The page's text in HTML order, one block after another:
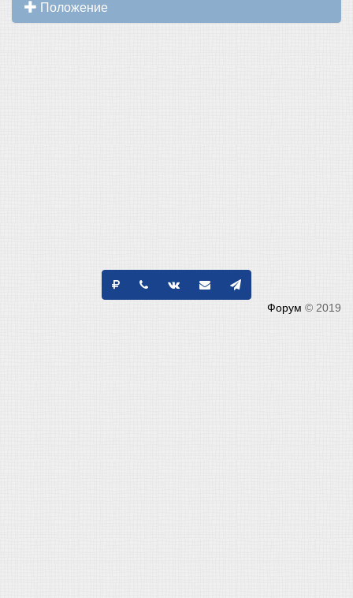
Положение
Форум © 2019